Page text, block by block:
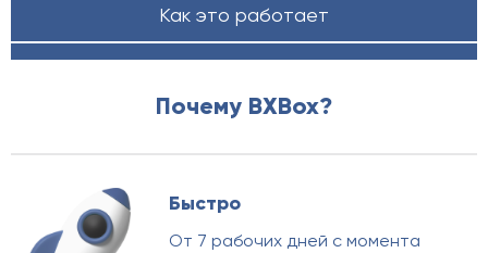
Как это работает
Почему BXBox?
Быстро
От 7 рабочих дней с момента